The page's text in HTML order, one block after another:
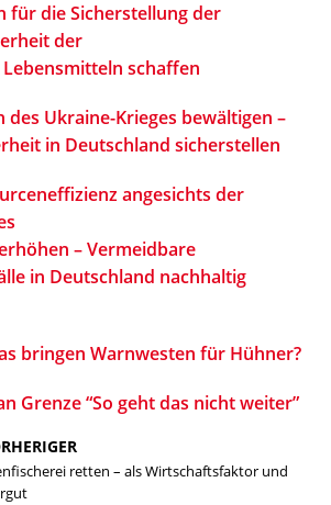
für die Sicherstellung der
der
schaffen
des Ukraine-Krieges bewältigen –
in Deutschland sicherstellen
angesichts der
– Vermeidbare
in Deutschland nachhaltig
bringen Warnwesten für Hühner?
Grenze“So geht das nicht weiter”
retten – als Wirtschaftsfaktor und